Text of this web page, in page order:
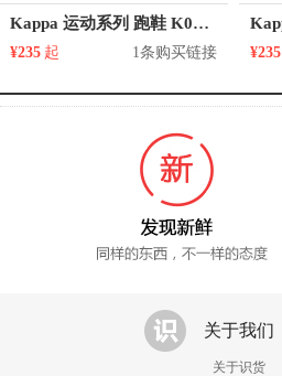
Kappa 运动系列 跑鞋 K0BY5MQ19
¥235 起 1条购买链接 ¥235
关于我们
关于识货